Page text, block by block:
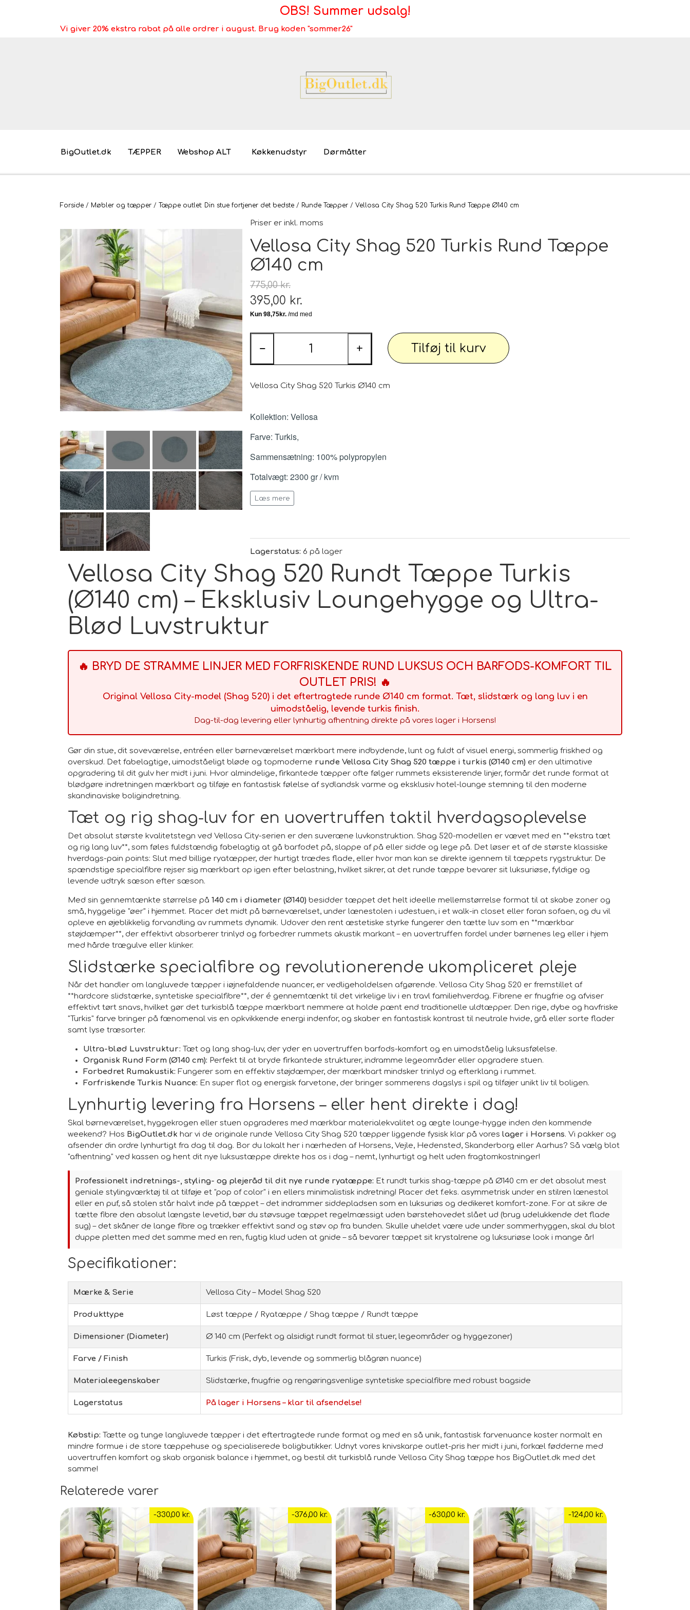
OBS! Summer udsalg!
Vi giver 20% ekstra rabat på alle ordrer i august. Brug koden "sommer26"
BigOutlet.dk TÆPPER Webshop ALT
Pakkeleg gaveidéer til under 30 kr. Brugt/demo/udstilling - bliv miljøvenlig Møbler og tæpper
Køkkenudstyr Fotostudie udstyr Tøj og Sko
Photo print / billeder print / bestil billeder Elektronik og diverse
Smartwatch, mobil og tilbehør
Have
Baby og Barneutstyr
Barnevogne klapvogne og diverse
legetøj
PARTI varer
Kontor og administration Hus og dekoration
lys og pærer
Køkkenudstyr Dørmåtter
Forside Møbler og tæpper Tæppe outlet: Din stue fortjener det bedste Runde Tæpper Vellosa City Shag 520 Turkis Rund Tæppe Ø140 cm
Priser er inkl. moms
Vellosa City Shag 520 Turkis Rund Tæppe
Ø140 cm
775,00 kr.
395,00 kr.
− + Tilføj til kurv
Vellosa City Shag 520 Turkis Ø140 cm
Kollektion: Vellosa
Farve: Turkis,
Sammensætning: 100% polypropylen
Totalvægt: 2300 gr / kvm
Fleece højde: 30 mm
Oprindelsesland: Egypten
Gulvvarme JA
Certifikat: Øko-Tex Standard 100
Læs mere
Lagerstatus: 6 på lager
Vellosa City Shag 520 Rundt Tæppe Turkis
(Ø140 cm) – Eksklusiv Loungehygge og Ultra-
Blød Luvstruktur
🔥 BRYD DE STRAMME LINJER MED FORFRISKENDE RUND LUKSUS OCH BARFODS-KOMFORT TIL
OUTLET PRIS! 🔥
Original Vellosa City-model (Shag 520) i det eftertragtede runde Ø140 cm format. Tæt, slidstærk og lang luv i en
uimodståelig, levende turkis finish.
Dag-til-dag levering eller lynhurtig afhentning direkte på vores lager i Horsens!
Gør din stue, dit soveværelse, entréen eller børneværelset mærkbart mere indbydende, lunt og fuldt af visuel energi, sommerlig friskhed og
overskud. Det fabelagtige, uimodståeligt bløde og topmoderne runde Vellosa City Shag 520 tæppe i turkis (Ø140 cm) er den ultimative
opgradering til dit gulv her midt i juni. Hvor almindelige, firkantede tæpper ofte følger rummets eksisterende linjer, formår det runde format at
blødgøre indretningen mærkbart og tilføje en fantastisk følelse af sydlandsk varme og eksklusiv hotel-lounge stemning til den moderne
skandinaviske boligindretning.
Tæt og rig shag-luv for en uovertruffen taktil hverdagsoplevelse
Det absolut største kvalitetstegn ved Vellosa City-serien er den suveræne luvkonstruktion. Shag 520-modellen er vævet med en **ekstra tæt
og rig lang luv**, som føles fuldstændig fabelagtig at gå barfodet på, slappe af på eller sidde og lege på. Det løser et af de største klassiske
hverdags-pain points: Slut med billige ryatæpper, der hurtigt trædes flade, eller hvor man kan se direkte igennem til tæppets rygstruktur. De
spændstige specialfibre rejser sig mærkbart op igen efter belastning, hvilket sikrer, at det runde tæppe bevarer sit luksuriøse, fyldige og
levende udtryk sæson efter sæson.
Med sin gennemtænkte størrelse på 140 cm i diameter (Ø140) besidder tæppet det helt ideelle mellemstørrelse format til at skabe zoner og
små, hyggelige "øer" i hjemmet. Placer det midt på børneværelset, under lænestolen i udestuen, i et walk-in closet eller foran sofaen, og du vil
opleve en øjeblikkelig forvandling av rummets dynamik. Udover den rent æstetiske styrke fungerer den tætte luv som en **mærkbar
støjdæmper**, der effektivt absorberer trinlyd og forbedrer rummets akustik markant – en uovertruffen fordel under børnenes leg eller i hjem
med hårde trægulve eller klinker.
Slidstærke specialfibre og revolutionerende ukompliceret pleje
Når det handler om langluvede tæpper i iøjnefaldende nuancer, er vedligeholdelsen afgørende. Vellosa City Shag 520 er fremstillet af
**hardcore slidstærke, syntetiske specialfibre**, der é gennemtænkt til det virkelige liv i en travl familiehverdag. Fibrene er fnugfrie og afviser
effektivt tørt snavs, hvilket gør det turkisblå tæppe mærkbart nemmere at holde pænt end traditionelle uldtæpper. Den rige, dybe og havfriske
"Turkis" farve bringer på fænomenal vis en opkvikkende energi indenfor, og skaber en fantastisk kontrast til neutrale hvide, grå eller sorte flader
samt lyse træsorter.
Ultra-blød Luvstruktur: Tæt og lang shag-luv, der yder en uovertruffen barfods-komfort og en uimodståelig luksusfølelse.
Organisk Rund Form (Ø140 cm): Perfekt til at bryde firkantede strukturer, indramme legeområder eller opgradere stuen.
Forbedret Rumakustik: Fungerer som en effektiv støjdæmper, der mærkbart mindsker trinlyd og efterklang i rummet.
Forfriskende Turkis Nuance: En super flot og energisk farvetone, der bringer sommerens dagslys i spil og tilføjer unikt liv til boligen.
Lynhurtig levering fra Horsens – eller hent direkte i dag!
Skal børneværelset, hyggekrogen eller stuen opgraderes med mærkbar materialekvalitet og ægte lounge-hygge inden den kommende
weekend? Hos BigOutlet.dk har vi de originale runde Vellosa City Shag 520 tæpper liggende fysisk klar på vores lager i Horsens. Vi pakker og
afsender din ordre lynhurtigt fra dag til dag. Bor du lokalt her i nærheden af Horsens, Vejle, Hedensted, Skanderborg eller Aarhus? Så vælg blot
"afhentning" ved kassen og hent dit nye luksustæppe direkte hos os i dag – nemt, lynhurtigt og helt uden fragtomkostninger!
Professionelt indretnings-, styling- og plejeråd til dit nye runde ryatæppe: Et rundt turkis shag-tæppe på Ø140 cm er det absolut mest
geniale stylingværktøj til at tilføje et "pop of color" i en ellers minimalistisk indretning! Placer det f.eks. asymmetrisk under en stilren lænestol
eller en puf, så stolen står halvt inde på tæppet – det indrammer siddepladsen som en luksuriøs og dedikeret komfort-zone. For at sikre de
tætte fibre den absolut længste levetid, bør du støvsuge tæppet regelmæssigt uden børstehovedet slået ud (brug udelukkende det flade
sug) – det skåner de lange fibre og trækker effektivt sand og støv op fra bunden. Skulle uheldet være ude under sommerhyggen, skal du blot
duppe pletten med det samme med en ren, fugtig klud uden at gnide – så bevarer tæppet sit krystalrene og luksuriøse look i mange år!
Specifikationer:
Mærke & Serie Vellosa City – Model Shag 520
Produkttype Løst tæppe / Ryatæppe / Shag tæppe / Rundt tæppe
Dimensioner (Diameter) Ø 140 cm (Perfekt og alsidigt rundt format til stuer, legeområder og hyggezoner)
Farve / Finish Turkis (Frisk, dyb, levende og sommerlig blågrøn nuance)
Materialeegenskaber Slidstærke, fnugfrie og rengøringsvenlige syntetiske specialfibre med robust bagside
Lagerstatus På lager i Horsens – klar til afsendelse!
Købstip: Tætte og tunge langluvede tæpper i det eftertragtede runde format og med en så unik, fantastisk farvenuance koster normalt en
mindre formue i de store tæppehuse og specialiserede boligbutikker. Udnyt vores knivskarpe outlet-pris her midt i juni, forkæl fødderne med
uovertruffen komfort og skab organisk balance i hjemmet, og bestil dit turkisblå runde Vellosa City Shag tæppe hos BigOutlet.dk med det
samme!
Relaterede varer
-330,00 kr. -376,00 kr. -630,00 kr. -124,00 kr.